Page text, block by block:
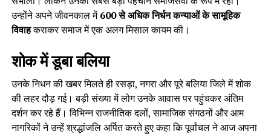
उन्होंने अपने जीवनकाल में600 से अधिक निर्धन कन्याओं के सामूहिक
विवाहकराकर समाज में एक अलग मिसाल कायम की।
शोक में डूबा बलिया
उनके निधन की खबर मिलते ही रसड़ा, नगरा और पूरे बलिया जिले में शोक
की लहर दौड़ गई। बड़ी संख्या में लोग उनके आवास पर पहुंचकर अंतिम
दर्शन कर रहे हैं। विभिन्न राजनीतिक दलों, सामाजिक संगठनों और आम
नागरिकों ने उन्हें श्रद्धांजलि अर्पित करते हुए कहा कि पूर्वांचल ने आज अपना